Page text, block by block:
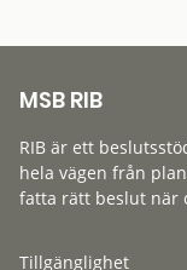
MSB RIB
RIB är ett
hela vägen från
fatta rätt beslut när
Tillgänglighet